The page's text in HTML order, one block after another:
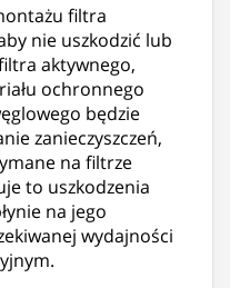
filtra
nie uszkodzić lub
aktywnego,
ochronnego
będzie
zanieczyszczeń,
na filtrze
to uszkodzenia
na jego
wydajności